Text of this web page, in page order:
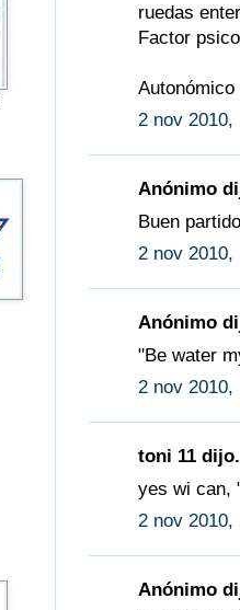
ruedas
Factor
2 nov 2010,
Anónimo
Buen
2 nov 2010,
Anónimo
"Be water
2 nov 2010,
toni 11
yes wi can,
2 nov 2010,
Anónimo